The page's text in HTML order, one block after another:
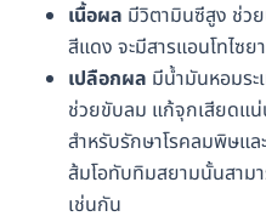
เนื้อผล มีวิตามินซีสูง ช่ว
สีแดง จะมีสารแอนโทไซ
เปลือกผล มีน้ำมันหอมระ
ช่วยขับลม แก้จุกเสียดแน่
สำหรับรักษาโรคลมพิษแ
ส้มโอทับทิมสยามนั้นสามา
เช่นกัน